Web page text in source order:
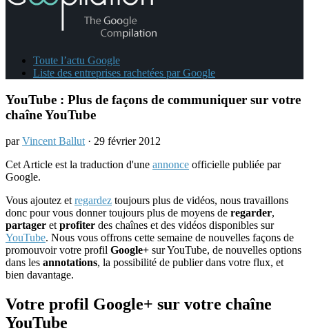
Toute l’actu Google
Liste des entreprises rachetées par Google
YouTube : Plus de façons de communiquer sur votre
chaîne YouTube
parVincent Ballut· 29 février 2012
Cet Article est la traduction d'une annonce officielle publiée par
Google.
Vous ajoutez etregardez toujours plus de vidéos, nous travaillons
donc pour vous donner toujours plus de moyens de regarder,
partager etprofiter des chaînes et des vidéos disponibles sur
YouTube. Nous vous offrons cette semaine de nouvelles façons de
promouvoir votre profil Google+ sur YouTube, de nouvelles options
dans les annotations, la possibilité de publier dans votre flux, et
bien davantage.
Votre profil Google+ sur votre chaîne
YouTube